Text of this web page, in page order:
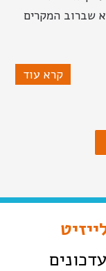
שברוב המקרים
קרא עוד